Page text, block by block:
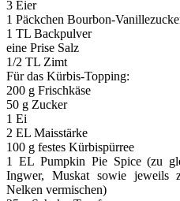
3 Eier
1 Päckchen Bourbon-
1 TL Backpulver
eine Prise Salz
1/2 TL Zimt
Für das Kürbis-Topping:
200 g Frischkäse
50 g Zucker
1 Ei
2 EL Maisstärke
100 g festes Kürbispürree
1 EL Pumpkin Pie Spice (zu
Ingwer, Muskat sowie jeweils
Nelken vermischen)